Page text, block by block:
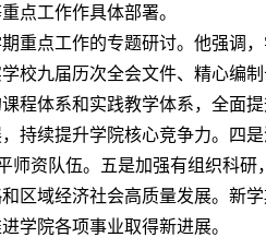
点工作作具体部署。
重点工作的专题研讨。他强调
校九届历次全会文件、精心编
程体系和实践教学体系，全面
持续提升学院核心竞争力。四
师资队伍。五是加强有组织科
区域经济社会高质量发展。新
学院各项事业取得新进展。